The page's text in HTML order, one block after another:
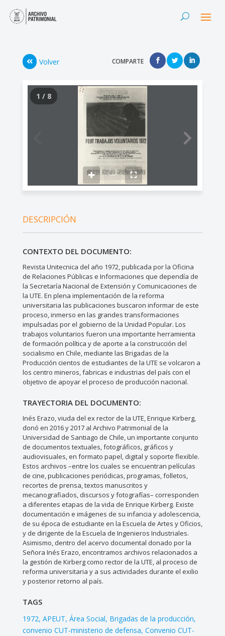
Volver COMPARTE
1 / 8
DESCRIPCIÓN
CONTEXTO DEL DOCUMENTO:
Revista Unitecnica del año 1972, publicada por la Oficina
de Relaciones Públicas e Informaciones que dependía de
la Secretaría Nacional de Extensión y Comunicaciones de
la UTE. En plena implementación de la reforma
universitaria las publicaciones buscaron informar de este
proceso, inmerso en las grandes transformaciones
impulsadas por el gobierno de la Unidad Popular. Los
trabajos voluntarios fueron una importante herramienta
de formación política y de aporte a la construcción del
socialismo en Chile, mediante las Brigadas de la
Producción cientos de estudiantes de la UTE se volcaron a
los centro mineros, fabricas e industrias del país con el
objetivo de apoyar el proceso de producción nacional.
TRAYECTORIA DEL DOCUMENTO:
Inés Erazo, viuda del ex rector de la UTE, Enrique Kirberg,
donó en 2016 y 2017 al Archivo Patrimonial de la
Universidad de Santiago de Chile, un importante conjunto
de documentos textuales, fotográficos, gráficos y
audiovisuales, en formato papel, digital y soporte flexible.
Estos archivos –entre los cuales se encuentran películas
de cine, publicaciones periódicas, programas, folletos,
recortes de prensa, textos manuscritos y
mecanografiados, discursos y fotografías– corresponden
a diferentes etapas de la vida de Enrique Kirberg. Existe
documentación e imágenes de su infancia y adolescencia,
de su época de estudiante en la Escuela de Artes y Oficios,
y de dirigente de la Escuela de Ingenieros Industriales.
Asimismo, dentro del acervo documental donado por la
Señora Inés Erazo, encontramos archivos relacionados a
la gestión de Kirberg como rector de la UTE, al proceso de
reforma universitaria y a sus actividades durante el exilio
y posterior retorno al país.
TAGS
1972 APEUT Área Social Brigadas de la producción
convenio CUT-ministerio de defensa Convenio CUT-